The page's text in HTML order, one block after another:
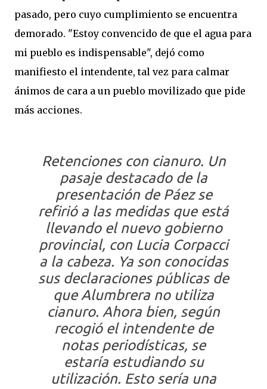
pasado, pero cuyo cumplimiento se encuentra
demorado. "Estoy convencido de que el agua para
mi pueblo es indispensable", dejó como
manifiesto el intendente, tal vez para calmar
ánimos de cara a un pueblo movilizado que pide
más acciones.
Retenciones con cianuro. Un
pasaje destacado de la
presentación de Páez se
refirió a las medidas que está
llevando el nuevo gobierno
provincial, con Lucia Corpacci
a la cabeza. Ya son conocidas
sus declaraciones públicas de
que Alumbrera no utiliza
cianuro. Ahora bien, según
recogió el intendente de
notas periodísticas, se
estaría estudiando su
utilización. Esto sería una